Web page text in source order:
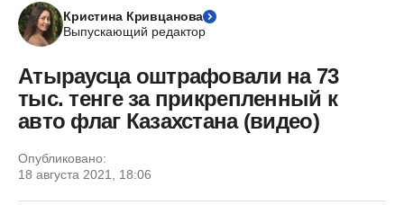
Кристина Кривцанова
Выпускающий редактор
Атыраусца оштрафовали на 73
тыс. тенге за прикрепленный к
авто флаг Казахстана (видео)
Опубликовано:
18 августа 2021, 18:06